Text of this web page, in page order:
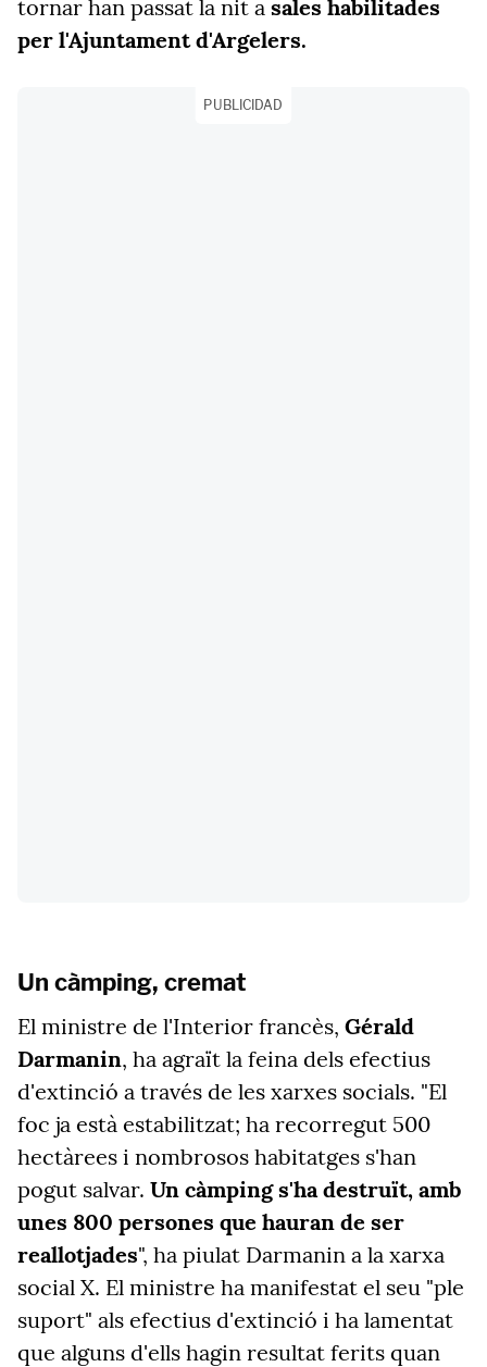
tornar han passat la nit a sales habilitades
per l'Ajuntament d'Argelers.
PUBLICIDAD
Un càmping, cremat
El ministre de l'Interior francès, Gérald
Darmanin, ha agraït la feina dels efectius
d'extinció a través de les xarxes socials. "El
foc ja està estabilitzat; ha recorregut 500
hectàrees i nombrosos habitatges s'han
pogut salvar. Un càmping s'ha destruït, amb
unes 800 persones que hauran de ser
reallotjades", ha piulat Darmanin a la xarxa
social X. El ministre ha manifestat el seu "ple
suport" als efectius d'extinció i ha lamentat
que alguns d'ells hagin resultat ferits quan